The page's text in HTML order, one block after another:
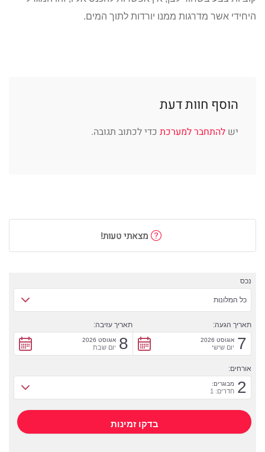
היחידי אשר מדרגות ממנו יורדות לתוך המים.
הוסף חוות דעת
יש להתחבר למערכת כדי לכתוב תגובה.
מצאתי טעות!
נכס
כל המלונות
תאריך הגעה:
7 אוגוסט 2026
יום שישי
תאריך עזיבה:
8 אוגוסט 2026
יום שבת
אורחים:
2 מבוגרים:
חדרים: 1